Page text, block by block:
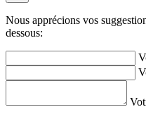
Nous apprécions vos
dessous: